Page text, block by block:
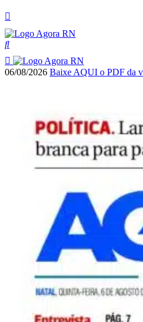
06/08/2026 Baixe AQUI o PDF da